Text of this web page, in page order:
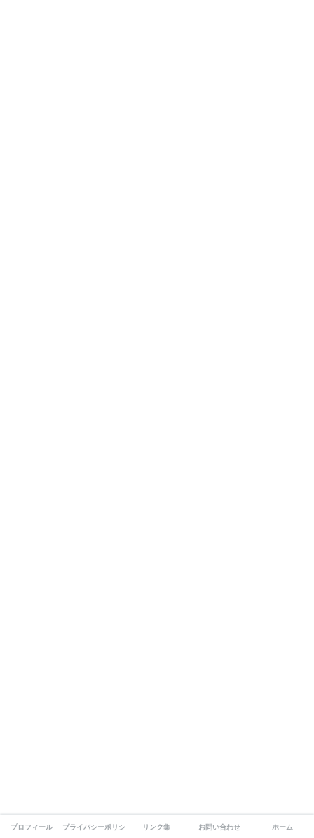
プロフィール プライバシーポリシー リンク集 お問い合わせ ホーム